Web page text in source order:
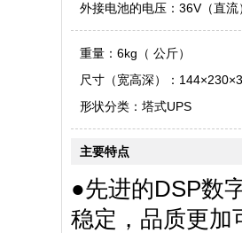
外接电池的电压：36V（直
重量：6kg（ 公斤）
尺寸（宽高深）：
形状分类：塔式UPS
主要特点
●先进的DSP数
稳定，品质更加